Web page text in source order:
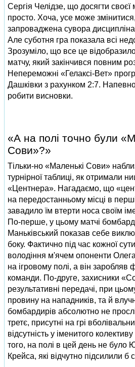
Сергія Челідзе, що досягти своєї
просто. Хоча, усе може
запроваджена сувора
Але суботня гра показала всі
Зрозуміло, що все це
матчу, який закінчився повним
Непереможні «Гелаксі-Вет»
Дашківки з рахунком 2:7.
робити висновки.
«А на полі точно були
Сови»?»
Тільки-но «Маленькі Сови»
турнірної таблиці, як отримали
«Центнера». Нагадаємо, що
на передостанньому місці в
завадило їм втерти носа своїм
По-перше, у цьому матчі
Маньківський показав себе
боку. Фактично під час кожної
володіння м'ячем опоненти
на ігровому полі, а він заробляв
команди. По-друге, захисники
результативні передачі, при
провину на нападників, та й
бомбардирів абсолютно не
третє, присутні на грі
відсутність у іменитого
того, на полі в цей день не було
Крейса, які відчутно підсилили б